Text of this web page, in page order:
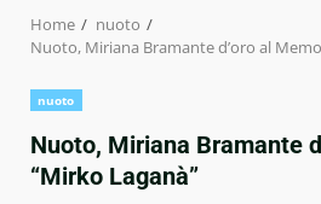
Home
nuoto
Nuoto, Miriana Bramante d’oro al
nuoto
Nuoto, Miriana Bramante
“Mirko Laganà”